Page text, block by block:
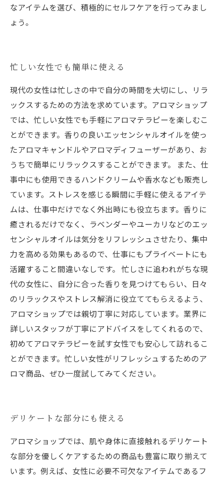
なアイテムを選び、積極的にセルフケアを行ってみまし
ょう。
忙しい女性でも簡単に使える
現代の女性は忙しさの中で自分の時間を大切にし、リラ
ックスするための方法を求めています。アロマショップ
では、忙しい女性でも手軽にアロマテラピーを楽しむこ
とができます。香りの良いエッセンシャルオイルを使っ
たアロマキャンドルやアロマディフューザーがあり、お
うちで簡単にリラックスすることができます。 また、仕
事中にも使用できるハンドクリームや香水なども販売し
ています。ストレスを感じる瞬間に手軽に使えるアイテ
ムは、仕事中だけでなく外出時にも役立ちます。香りに
癒されるだけでなく、ラベンダーやユーカリなどのエッ
センシャルオイルは気分をリフレッシュさせたり、集中
力を高める効果もあるので、仕事にもプライベートにも
活躍すること間違いなしです。 忙しさに追われがちな現
代の女性に、自分に合った香りを見つけてもらい、日々
のリラックスやストレス解消に役立ててもらえるよう、
アロマショップでは親切丁寧に対応しています。業界に
詳しいスタッフが丁寧にアドバイスをしてくれるので、
初めてアロマテラピーを試す女性でも安心して訪れるこ
とができます。忙しい女性がリフレッシュするためのア
ロマ商品、ぜひ一度試してみてください。
デリケートな部分にも使える
アロマショップでは、肌や身体に直接触れるデリケート
な部分を優しくケアするための商品も豊富に取り揃えて
います。例えば、女性に必要不可欠なアイテムであるフ